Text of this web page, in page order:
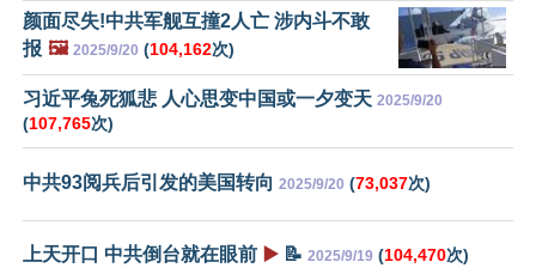
颜面尽失!中共军舰互撞2人亡 涉内斗不敢
报 🖼️ 2025/9/20 (104,162次)
习近平兔死狐悲 人心思变中国或一夕变天 2025/9/20
(107,765次)
中共93阅兵后引发的美国转向 2025/9/20 (73,037次)
上天开口 中共倒台就在眼前 ▶️ 📝 2025/9/19 (104,470次)